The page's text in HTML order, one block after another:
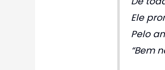
Ele
Pelo
“Bem